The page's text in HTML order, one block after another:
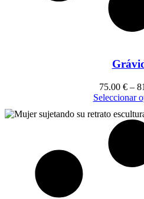
75.00 € –
Seleccionar